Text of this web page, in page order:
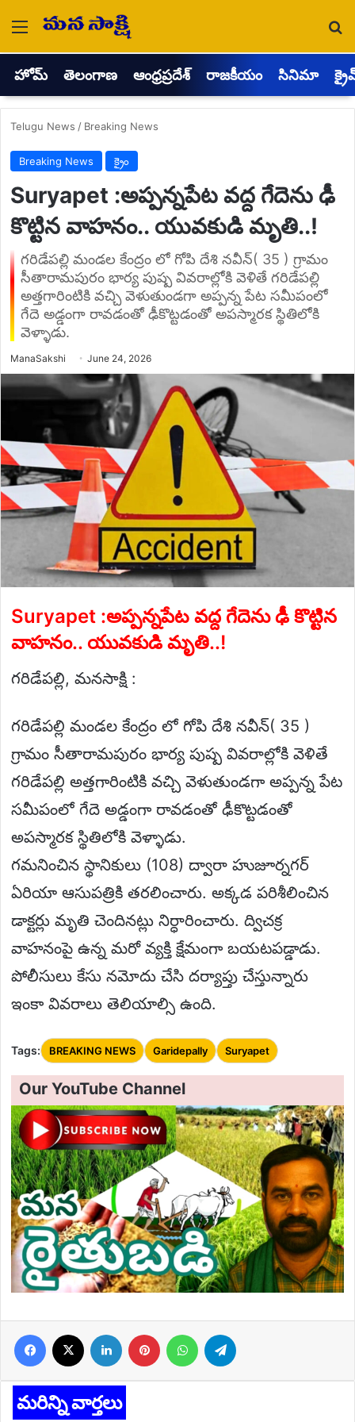
Menu
హోమ్ తెలంగాణ ఆంధ్రప్రదేశ్ రాజకీయం సినిమా
Telugu News / Breaking News
Breaking News క్రైం
Suryapet :అప్పన్నపేట వద్ద గేదెను ఢీ
కొట్టిన వాహనం.. యువకుడి మృతి..!
గరిడేపల్లి మండల కేంద్రం లో గోపి దేశి నవీన్( 35 ) గ్రామం
సీతారామపురం భార్య పుష్ప వివరాల్లోకి వెళితే గరిడేపల్లి
అత్తగారింటికి వచ్చి వెళుతుండగా అప్పన్న పేట సమీపంలో
గేదె అడ్డంగా రావడంతో ఢీకొట్టడంతో అపస్మారక స్థితిలోకి
వెళ్ళాడు.
ManaSakshi Send
email
June 24, 2026
Suryapet :అప్పన్నపేట వద్ద గేదెను ఢీ కొట్టిన
వాహనం.. యువకుడి మృతి..!
గరిడేపల్లి, మనసాక్షి :
గరిడేపల్లి మండల కేంద్రం లో గోపి దేశి నవీన్( 35 )
గ్రామం సీతారామపురం భార్య పుష్ప వివరాల్లోకి వెళితే
గరిడేపల్లి అత్తగారింటికి వచ్చి వెళుతుండగా అప్పన్న పేట
సమీపంలో గేదె అడ్డంగా రావడంతో ఢీకొట్టడంతో
అపస్మారక స్థితిలోకి వెళ్ళాడు.
గమనించిన స్థానికులు (108) ద్వారా హుజూర్నగర్
ఏరియా ఆసుపత్రికి తరలించారు. అక్కడ పరిశీలించిన
డాక్టర్లు మృతి చెందినట్లు నిర్ధారించారు. ద్విచక్ర
వాహనంపై ఉన్న మరో వ్యక్తి క్షేమంగా బయటపడ్డాడు.
పోలీసులు కేసు నమోదు చేసి దర్యాప్తు చేస్తున్నారు
ఇంకా వివరాలు తెలియాల్సి ఉంది.
Tags: BREAKING NEWS Garidepally Suryapet
Our YouTube Channel
Facebook LinkedIn Pinterest WhatsApp
మరిన్ని వార్తలు